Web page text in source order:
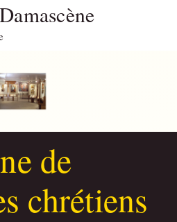
de
chrétiens